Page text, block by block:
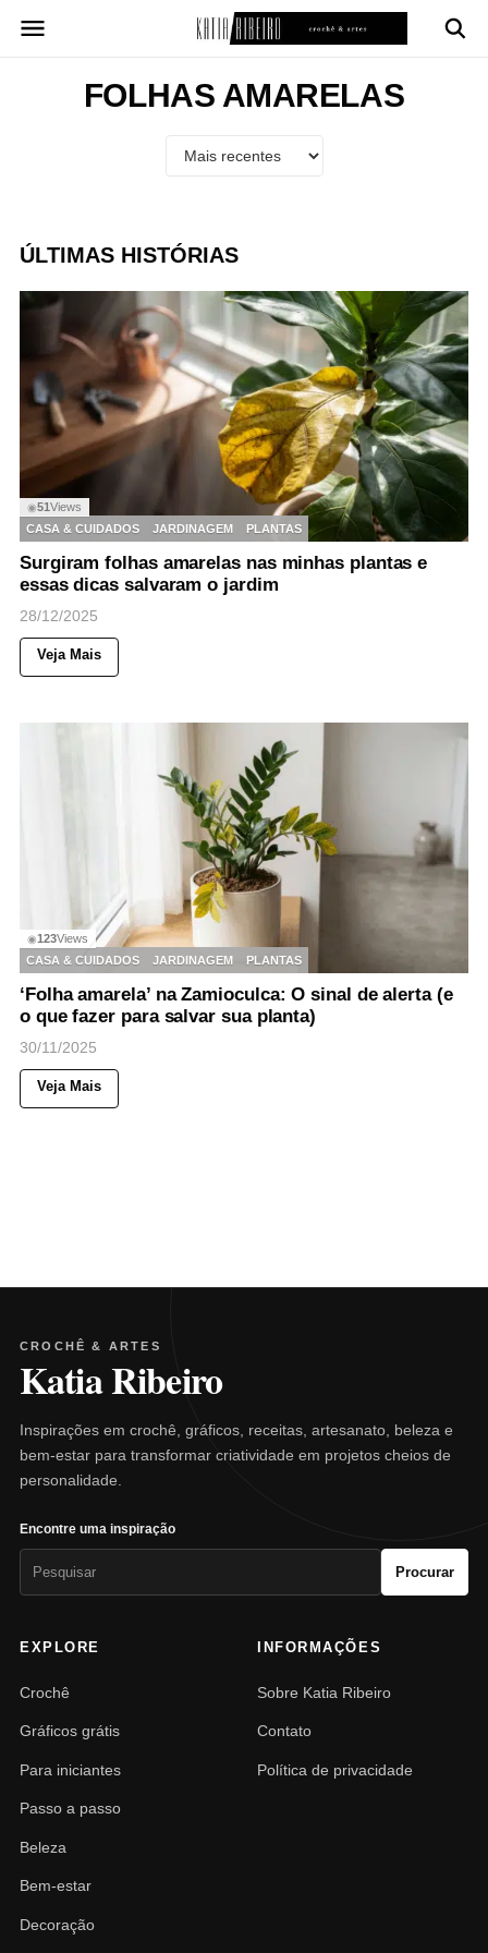
para
FOLHAS AMARELAS
ÚLTIMAS HISTÓRIAS
◉51 Views
CASA & CUIDADOS
JARDINAGEM PLANTAS
Surgiram folhas amarelas nas minhas plantas e
essas dicas salvaram o jardim
28/12/2025
Veja Mais
◉123Views
CASA & CUIDADOS
JARDINAGEM PLANTAS
‘Folha amarela’ na Zamioculca: O sinal de alerta (e
o que fazer para salvar sua planta)
30/11/2025
Veja Mais
CROCHÊ & ARTES
Katia Ribeiro
Inspirações em crochê, gráficos, receitas, artesanato, beleza e
bem-estar para transformar criatividade em projetos cheios de
personalidade.
Encontre uma inspiração
Procurar
EXPLORE
Crochê
Gráficos grátis
Para iniciantes
Passo a passo
Beleza
Bem-estar
Decoração
INFORMAÇÕES
Sobre Katia Ribeiro
Contato
Política de privacidade